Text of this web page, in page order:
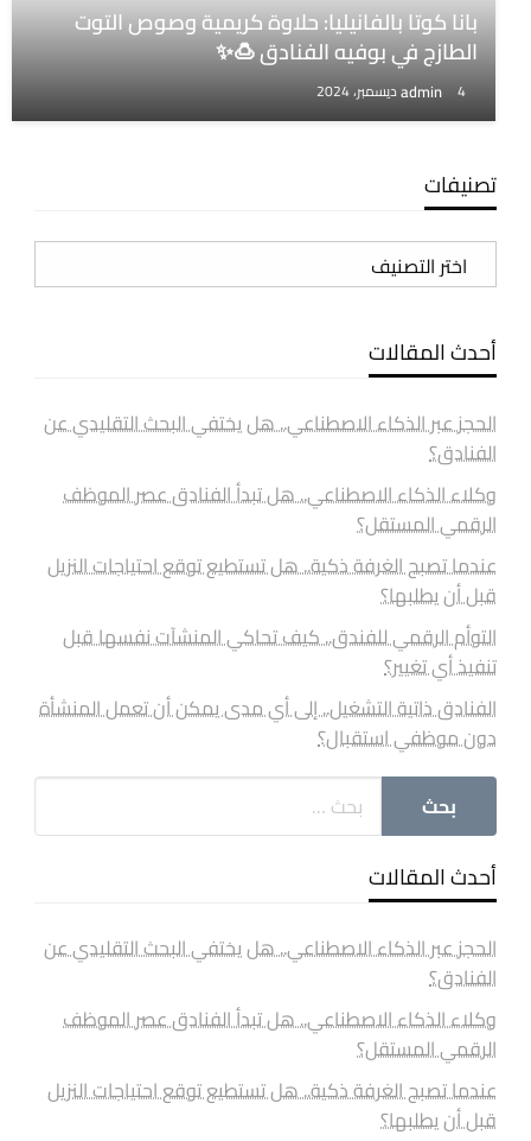
بانا كوتا بالفانيليا: حلاوة كريمية وصوص التوت
الطازج في بوفيه الفنادق 🍮✨
admin 4 ديسمبر، 2024
تصنيفات
تصنيفات
أحدث المقالات
الحجز عبر الذكاء الاصطناعي.. هل يختفي البحث التقليدي عن
الفنادق؟
وكلاء الذكاء الاصطناعي.. هل تبدأ الفنادق عصر الموظف
الرقمي المستقل؟
عندما تصبح الغرفة ذكية.. هل تستطيع توقع احتياجات النزيل
قبل أن يطلبها؟
التوأم الرقمي للفندق.. كيف تحاكي المنشآت نفسها قبل
تنفيذ أي تغيير؟
الفنادق ذاتية التشغيل.. إلى أي مدى يمكن أن تعمل المنشأة
دون موظفي استقبال؟
أحدث المقالات
الحجز عبر الذكاء الاصطناعي.. هل يختفي البحث التقليدي عن
الفنادق؟
وكلاء الذكاء الاصطناعي.. هل تبدأ الفنادق عصر الموظف
الرقمي المستقل؟
عندما تصبح الغرفة ذكية.. هل تستطيع توقع احتياجات النزيل
قبل أن يطلبها؟